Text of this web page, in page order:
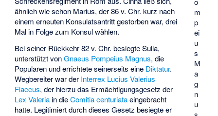
m
p
ei
u
s
M
a
g
n
u
ähnlich wie schon Marius, der 86 v. Chr. kurz nach
einem erneuten Konsulatsantritt gestorben war, drei
Mal in Folge zum Konsul wählen.
Bei seiner Rückkehr 82 v. Chr. besiegte Sulla,
unterstützt vonGnaeus Pompeius Magnus, die
Popularen und errichtete seinerseits eine Diktatur.
Wegbereiter war der Interrex Lucius Valerius
Flaccus, der hierzu das Ermächtigungsgesetz der
Lex Valeria in dieComitia centuriataeingebracht
hatte. Legitimiert durch dieses Gesetz besiegte er